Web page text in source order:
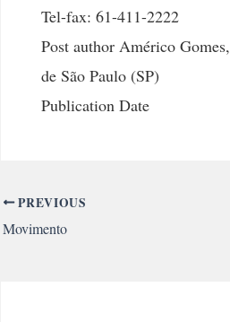
Tel-fax: 61-411-2222
Post author Américo Gomes,
de São Paulo (SP)
Publication Date
PREVIOUS
Movimento